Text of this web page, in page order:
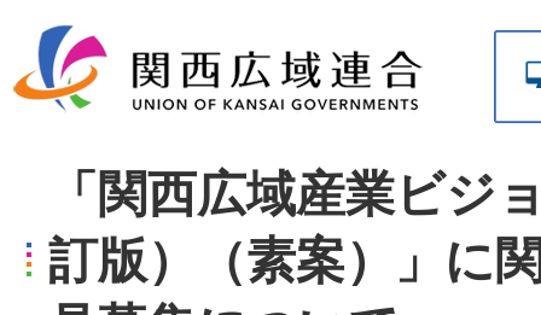
「関西広域産業ビジ
訂版）（素案）」に